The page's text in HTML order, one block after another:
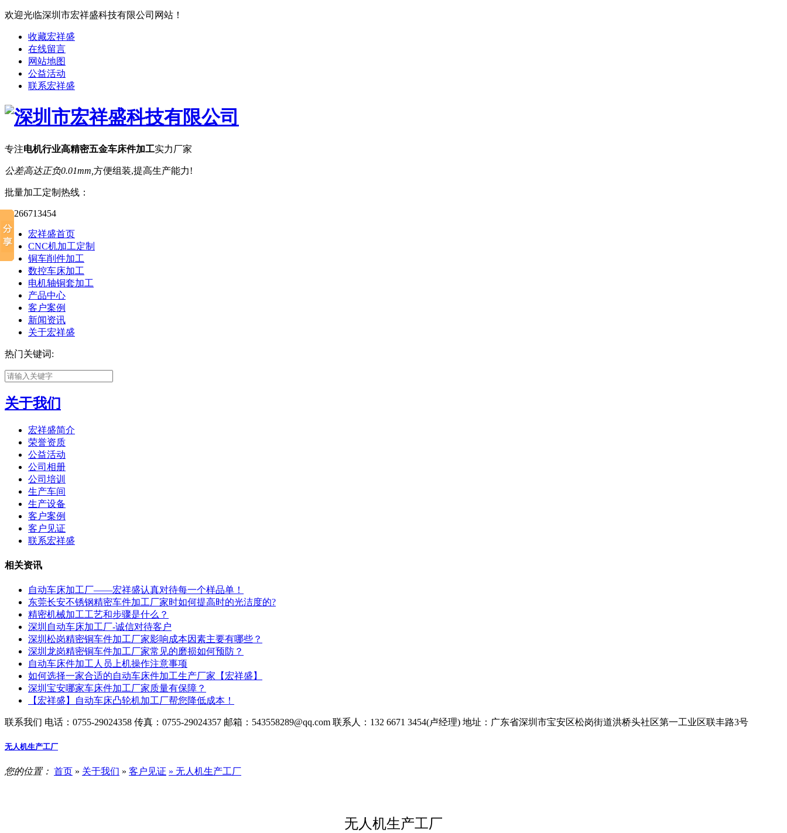
欢迎光临深圳市宏祥盛科技有限公司网站！
收藏宏祥盛
在线留言
网站地图
公益活动
联系宏祥盛
专注电机行业高精密五金车床件加工实力厂家
公差高达正负0.01mm, 方便组装,提高生产能力!
批量加工定制热线：
13266713454
宏祥盛首页
CNC机加工定制
铜车削件加工
数控车床加工
电机轴铜套加工
产品中心
客户案例
新闻资讯
关于宏祥盛
热门关键词:
关于我们
宏祥盛简介
荣誉资质
公益活动
公司相册
公司培训
生产车间
生产设备
客户案例
客户见证
联系宏祥盛
相关资讯
自动车床加工厂——宏祥盛认真对待每一个样品单！
东莞长安不锈钢精密车件加工厂家时如何提高时的光洁度的?
精密机械加工工艺和步骤是什么？
深圳自动车床加工厂-诚信对待客户
深圳松岗精密铜车件加工厂家影响成本因素主要有哪些？
深圳龙岗精密铜车件加工厂家常见的磨损如何预防？
自动车床件加工人员上机操作注意事项
如何选择一家合适的自动车床件加工生产厂家【宏祥盛】
深圳宝安哪家车床件加工厂家质量有保障？
【宏祥盛】自动车床凸轮机加工厂帮您降低成本！
联系我们 电话：0755-29024358 传真：0755-29024357 邮箱：543558289@qq.com 联系人：132 6671 3454(卢经理) 地址：广东省深圳市宝安区松岗街道洪桥头社区第一工业区联丰路3号
无人机生产工厂
您的位置： 首页 » 关于我们 » 客户见证 » 无人机生产工厂
无人机生产工厂